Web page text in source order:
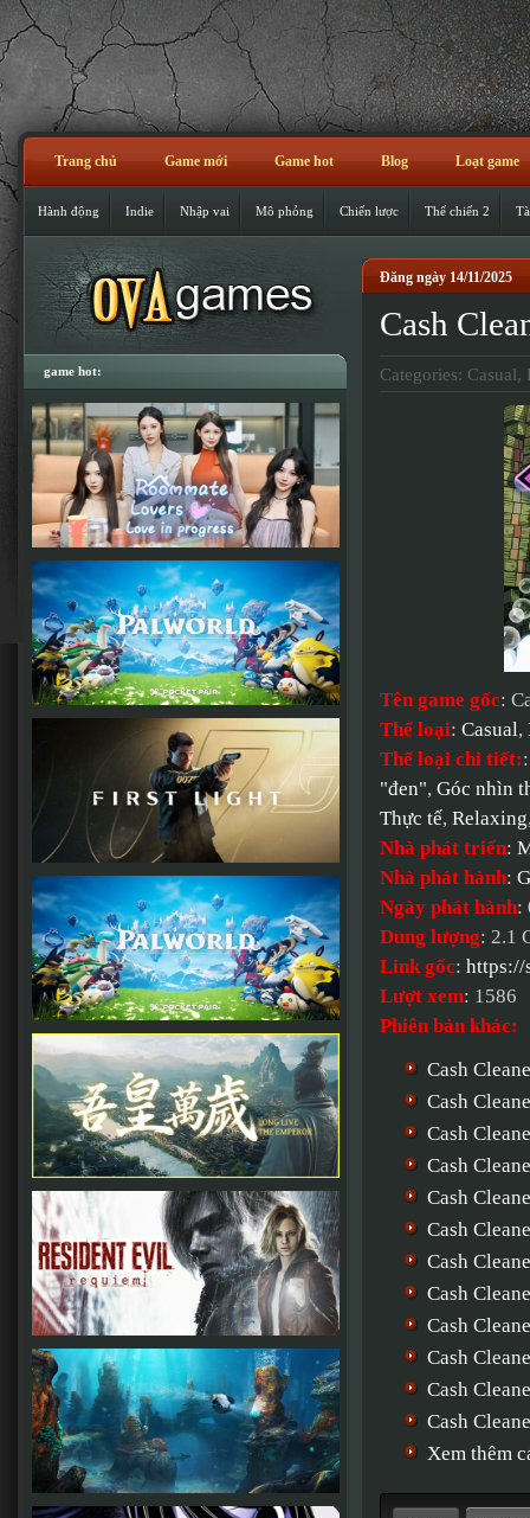
Trang chủ Game mới Game hot Blog Loạt game
Hành động Indie Nhập vai Mô phỏng Chiến lược Thế chiến 2
Đăng ngày 14/11/2025
Cash
Categories: Casual,
Tên game gốc:
Thể loại: Casual,
Thể loại chi tiết:
"đen", Góc nhìn
Thực tế, Relaxing
Nhà phát triển:
Nhà phát hành:
Ngày phát hành:
Dung lượng: 2.1
Link gốc: https://
Lượt xem: 1586
Phiên bản khác:
Cash
Cash
Cash
Cash
Cash
Cash
Cash
Cash
Cash
Cash
Cash
Cash
Xem thêm
game hot: